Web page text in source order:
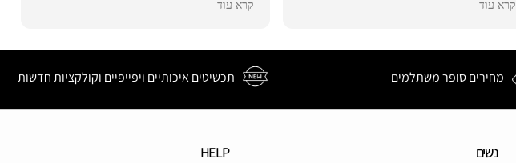
תודה רבה!
קרא עוד קרא עוד
מחירים סופר משתלמים תכשיטים איכותיים ויפייפיים וקולקציות חדשות
נשים HELP